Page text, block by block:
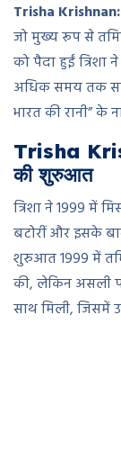
Trisha Krishnan:
जो मुख्य रूप से
को पैदा हुईं त्रिशा
अधिक समय तक
भारत की रानी” के
Trisha
की शुरुआत
त्रिशा ने 1999 में
बटोरीं और इसके
शुरुआत 1999 में
की, लेकिन असली
साथ मिली, जिसमें